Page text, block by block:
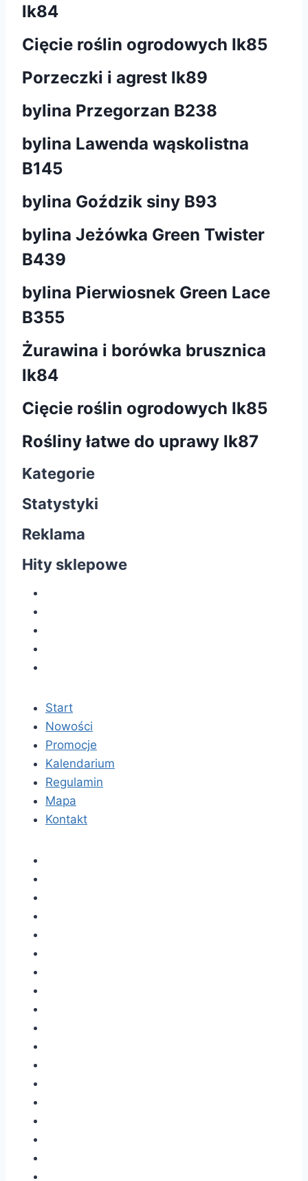
lk84
Cięcie roślin ogrodowych Ik85
Porzeczki i agrest lk89
bylina Przegorzan B238
bylina Lawenda wąskolistna
B145
bylina Goździk siny B93
bylina Jeżówka Green Twister
B439
bylina Pierwiosnek Green Lace
B355
Żurawina i borówka brusznica
lk84
Cięcie roślin ogrodowych Ik85
Rośliny łatwe do uprawy lk87
Kategorie
Statystyki
Reklama
Hity sklepowe
Start
Nowości
Promocje
Kalendarium
Regulamin
Mapa
Kontakt